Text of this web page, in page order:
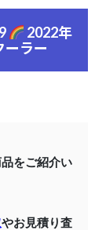
2022年
ーラー
をご紹介い
やお見積り査